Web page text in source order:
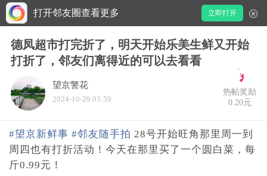
打开邻友圈查看更多 立即打开
德凤超市打完折了，明天开始乐美生鲜又开始
打折了，邻友们离得近的可以去看看
望京警花
2024-10-29 03:59
热帖奖励
0.20元
#望京新鲜事 #邻友随手拍 28号开始旺角那里周一到
周四也有打折活动！今天在那里买了一个圆白菜，每
斤0.99元！